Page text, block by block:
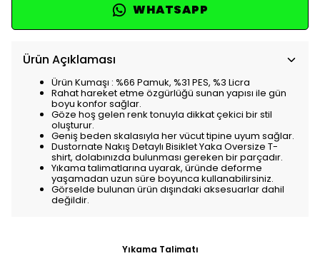
WHATSAPP
Ürün Açıklaması
Ürün Kumaşı : %66 Pamuk, %31 PES, %3 Licra
Rahat hareket etme özgürlüğü sunan yapısı ile gün
boyu konfor sağlar.
Göze hoş gelen renk tonuyla dikkat çekici bir stil
oluşturur.
Geniş beden skalasıyla her vücut tipine uyum sağlar.
Dustornate Nakış Detaylı Bisiklet Yaka Oversize T-
shirt, dolabınızda bulunması gereken bir parçadır.
Yıkama talimatlarına uyarak, üründe deforme
yaşamadan uzun süre boyunca kullanabilirsiniz.
Görselde bulunan ürün dışındaki aksesuarlar dahil
değildir.
Yıkama Talimatı